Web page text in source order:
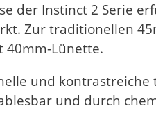
der Instinct 2 Serie
Zur traditionellen
40mm-Lünette.
und kontrastreiche
und durch